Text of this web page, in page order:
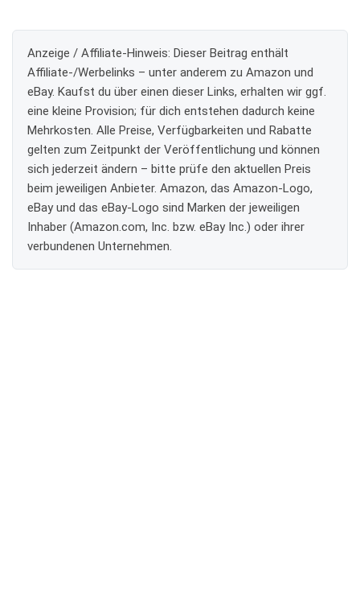
Anzeige / Affiliate-Hinweis: Dieser Beitrag enthält
Affiliate-/Werbelinks – unter anderem zu Amazon und
eBay. Kaufst du über einen dieser Links, erhalten wir ggf.
eine kleine Provision; für dich entstehen dadurch keine
Mehrkosten. Alle Preise, Verfügbarkeiten und Rabatte
gelten zum Zeitpunkt der Veröffentlichung und können
sich jederzeit ändern – bitte prüfe den aktuellen Preis
beim jeweiligen Anbieter. Amazon, das Amazon-Logo,
eBay und das eBay-Logo sind Marken der jeweiligen
Inhaber (Amazon.com, Inc. bzw. eBay Inc.) oder ihrer
verbundenen Unternehmen.